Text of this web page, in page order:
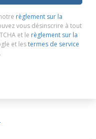
règlement sur la
vous désinscrire à tout
et le règlement sur la
et lestermes de service